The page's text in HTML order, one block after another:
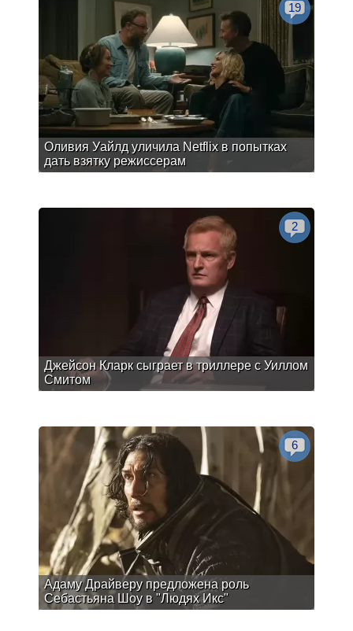
Оливия Уайлд уличила Netflix в попытках
дать взятку режиссерам
19
Джейсон Кларк сыграет в триллере с Уиллом
Смитом
2
Адаму Драйверу предложена роль
Себастьяна Шоу в "Людях Икс"
6